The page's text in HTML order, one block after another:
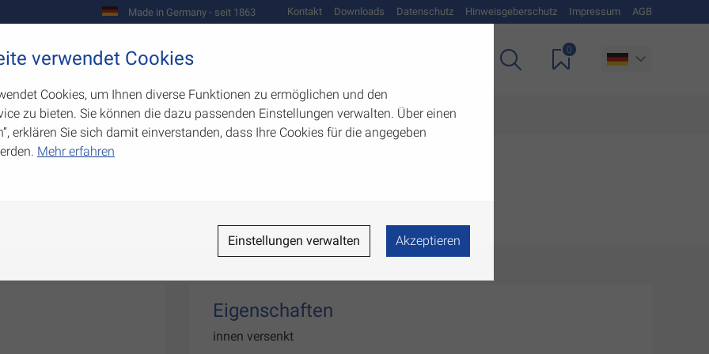
Made in Germany - seit 1863 Kontakt Downloads Datenschutz Hinweisgeberschutz Impressum AGB
Werkzeugbau
0
Eigenschaften
innen versenkt
verwendet Cookies
Cookies, um Ihnen diverse Funktionen zu ermöglichen und den
zu bieten. Sie können die dazu passenden Einstellungen verwalten. Über einen
erklären Sie sich damit einverstanden, dass Ihre Cookies für die angegeben
Mehr erfahren
Einstellungen verwalten Akzeptieren